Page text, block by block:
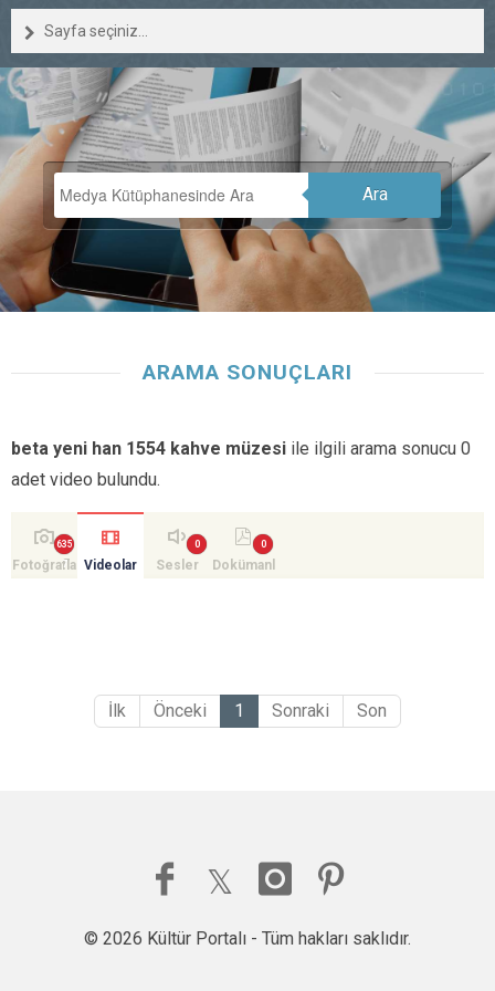
Sayfa seçiniz...
Ara
ARAMA SONUÇLARI
beta yeni han 1554 kahve müzesi ile ilgili arama sonucu 0
adet video bulundu.
Fotoğrafla Videolar Sesler
Dokümanl
İlk Önceki 1 Sonraki Son
© 2026 Kültür Portalı - Tüm hakları saklıdır.